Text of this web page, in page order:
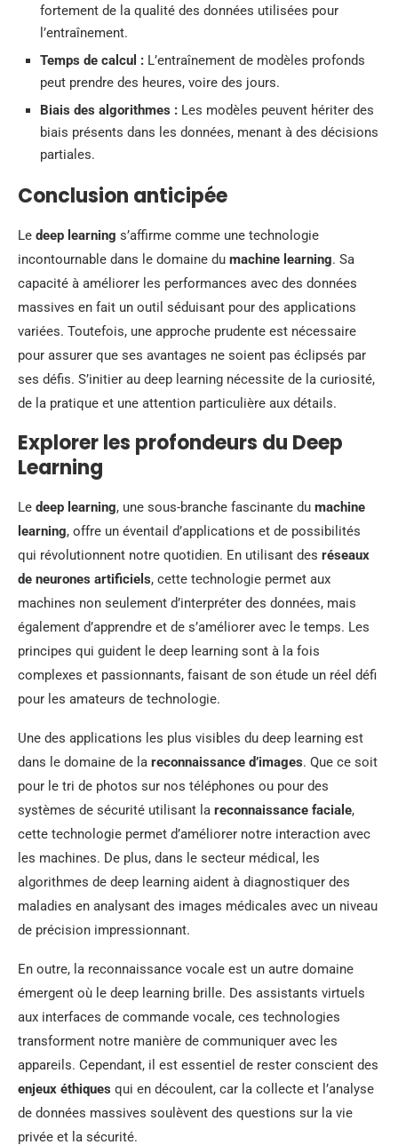
fortement de la qualité des données utilisées pour
l’entraînement.
Temps de calcul : L’entraînement de modèles profonds
peut prendre des heures, voire des jours.
Biais des algorithmes : Les modèles peuvent hériter des
biais présents dans les données, menant à des décisions
partiales.
Conclusion anticipée
Le deep learning s’affirme comme une technologie
incontournable dans le domaine du machine learning. Sa
capacité à améliorer les performances avec des données
massives en fait un outil séduisant pour des applications
variées. Toutefois, une approche prudente est nécessaire
pour assurer que ses avantages ne soient pas éclipsés par
ses défis. S’initier au deep learning nécessite de la curiosité,
de la pratique et une attention particulière aux détails.
Explorer les profondeurs du Deep
Learning
Le deep learning, une sous-branche fascinante du machine
learning, offre un éventail d’applications et de possibilités
qui révolutionnent notre quotidien. En utilisant des réseaux
de neurones artificiels, cette technologie permet aux
machines non seulement d’interpréter des données, mais
également d’apprendre et de s’améliorer avec le temps. Les
principes qui guident le deep learning sont à la fois
complexes et passionnants, faisant de son étude un réel défi
pour les amateurs de technologie.
Une des applications les plus visibles du deep learning est
dans le domaine de la reconnaissance d’images. Que ce soit
pour le tri de photos sur nos téléphones ou pour des
systèmes de sécurité utilisant la reconnaissance faciale,
cette technologie permet d’améliorer notre interaction avec
les machines. De plus, dans le secteur médical, les
algorithmes de deep learning aident à diagnostiquer des
maladies en analysant des images médicales avec un niveau
de précision impressionnant.
En outre, la reconnaissance vocale est un autre domaine
émergent où le deep learning brille. Des assistants virtuels
aux interfaces de commande vocale, ces technologies
transforment notre manière de communiquer avec les
appareils. Cependant, il est essentiel de rester conscient des
enjeux éthiques qui en découlent, car la collecte et l’analyse
de données massives soulèvent des questions sur la vie
privée et la sécurité.